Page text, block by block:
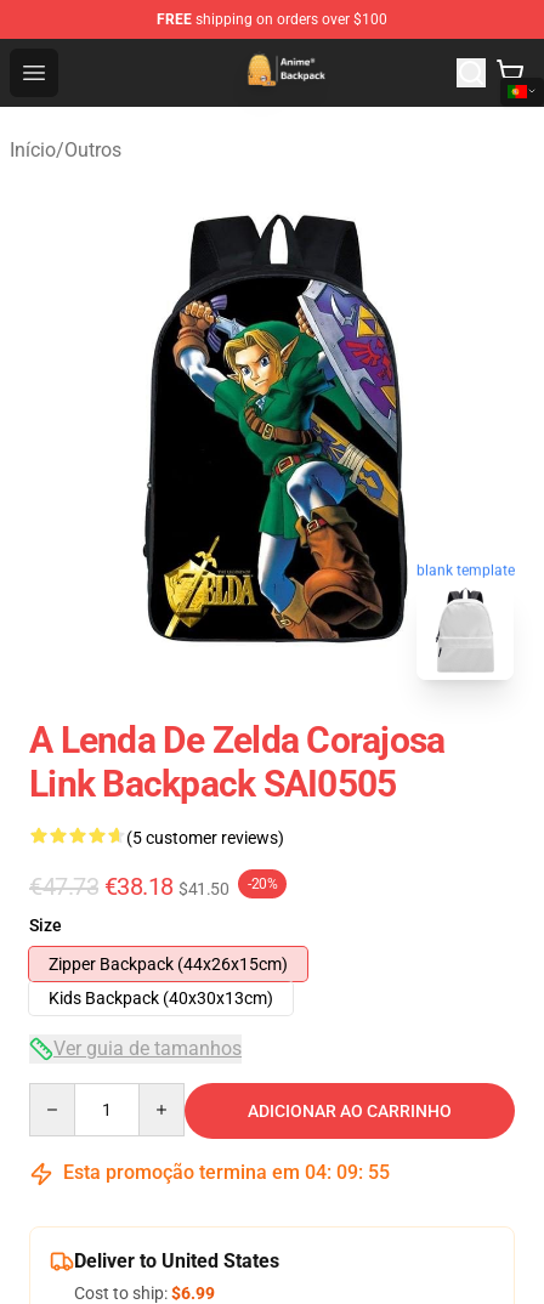
FREE shipping on orders over $100
Open menu
Anime Backpack Shop - Official Anime Backpack Store
Início/Outros
blank template
A Lenda De Zelda Corajosa
Link Backpack SAI0505
(5 customer reviews)
€47.73 €38.18 $41.50 -20%
Size
Zipper Backpack (44x26x15cm)
Kids Backpack (40x30x13cm)
Ver guia de tamanhos
ADICIONAR AO CARRINHO
Esta promoção termina em 04: 09: 54
Deliver to United States
Cost to ship:$6.99